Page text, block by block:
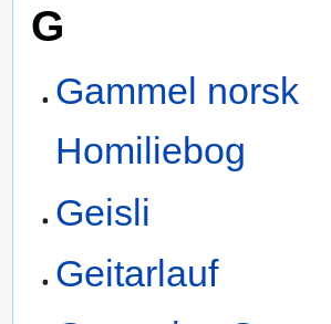
G
Gammel norsk
Homiliebog
Geisli
Geitarlauf